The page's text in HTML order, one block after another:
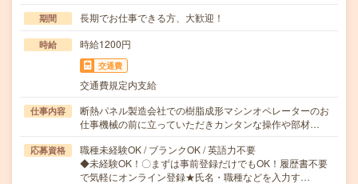
期間 長期でお仕事できる方、大歓迎！
時給 時給1200円
交通費
交通費規定内支給
仕事内容
断熱パネル製造会社での樹脂成形マシンオペレーターのお
仕事機械の前に立っていただきカンタンな操作や部材…
応募資格
職種未経験OK / ブランクOK / 英語力不要
◆未経験OK！〇まずは事前登録だけでもOK！履歴書不要
で気軽にオンライン登録★氏名・職種などを入力す…